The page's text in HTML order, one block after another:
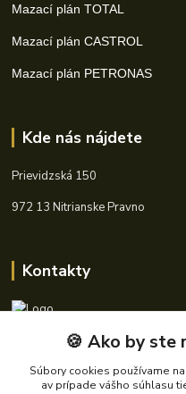
Mazací plán TOTAL
Mazací plán CASTROL
Mazací plán PETRONAS
Kde nás nájdete
Prievidzská 150
972 13 Nitrianske Pravno
Kontakty
+421 940 621 185
🍪 Ako by ste
Súbory cookies používame
av prípade vášho súhlasu